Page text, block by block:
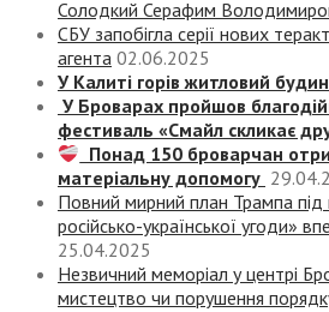
Солодкий Серафим
СБУ запобігла серії нових
агента 02.06.2025
У Калиті горів житловий
У Броварах пройшов
фестиваль «Смайл скликає
Понад 150 броварчан
матеріальну допомогу
Повний мирний план Трампа
російсько-української угоди»
25.04.2025
Незвичний меморіал у центрі
мистецтво чи порушення